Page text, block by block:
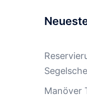
Manöver